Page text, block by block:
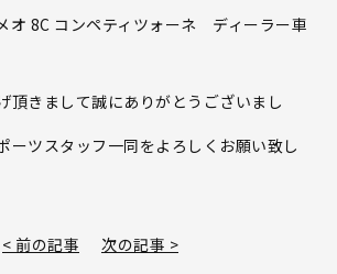
オ 8C コンペティツォーネ ディーラー車
頂きまして誠にありがとうございまし
ーツスタッフ一同をよろしくお願い致し
< 前の記事 次の記事 >